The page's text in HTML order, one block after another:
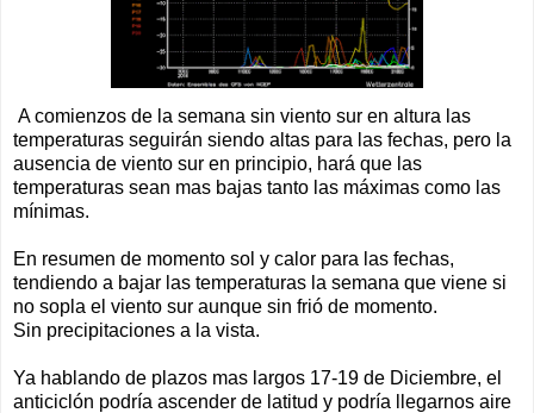
A comienzos de la semana sin viento sur en altura las
temperaturas seguirán siendo altas para las fechas, pero la
ausencia de viento sur en principio, hará que las
temperaturas sean mas bajas tanto las máximas como las
mínimas.
En resumen de momento sol y calor para las fechas,
tendiendo a bajar las temperaturas la semana que viene si
no sopla el viento sur aunque sin frió de momento.
Sin precipitaciones a la vista.
Ya hablando de plazos mas largos 17-19 de Diciembre, el
anticiclón podría ascender de latitud y podría llegarnos aire